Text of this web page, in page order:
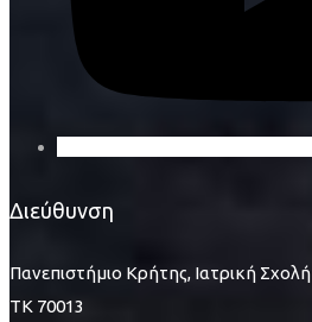
Διεύθυνση
Πανεπιστήμιο Κρήτης, Ιατρική Σχολή
ΤΚ 70013